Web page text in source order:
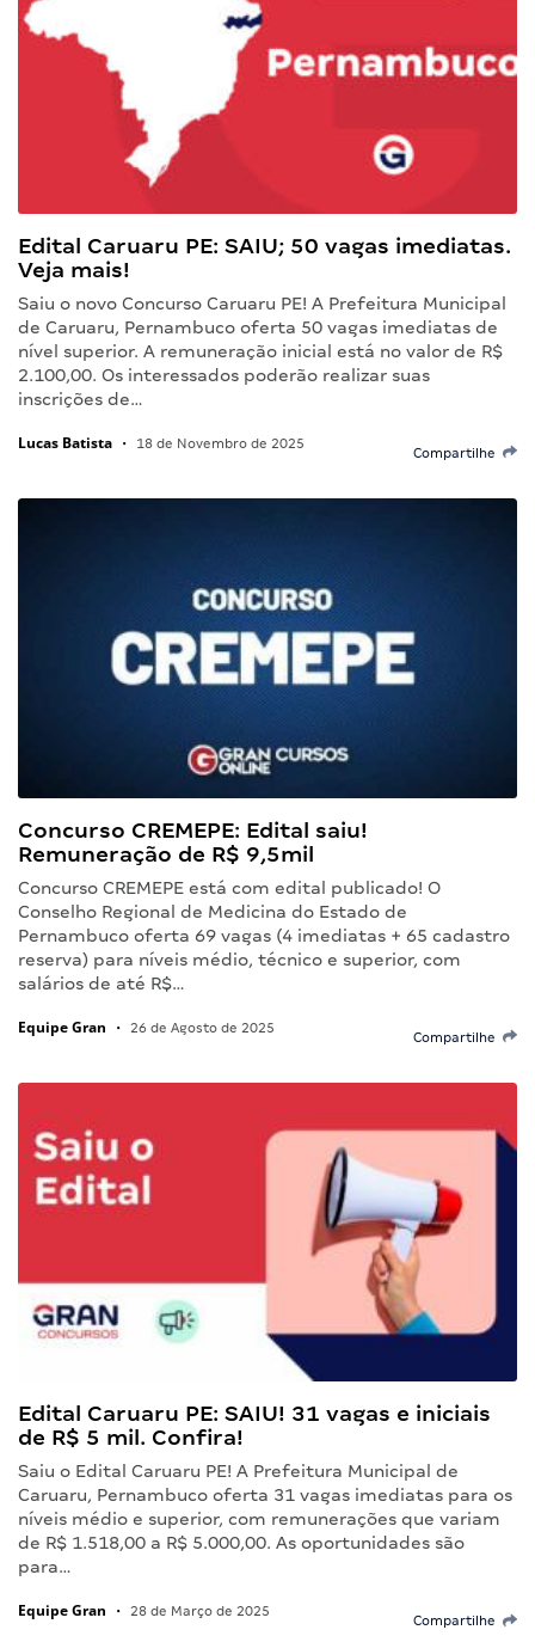
Edital Caruaru PE: SAIU; 50 vagas imediatas.
Veja mais!
Saiu o novo Concurso Caruaru PE! A Prefeitura Municipal
de Caruaru, Pernambuco oferta 50 vagas imediatas de
nível superior. A remuneração inicial está no valor de R$
2.100,00. Os interessados poderão realizar suas
inscrições de…
Lucas Batista • 18 de Novembro de 2025
Compartilhe
Concurso CREMEPE: Edital saiu!
Remuneração de R$ 9,5mil
Concurso CREMEPE está com edital publicado! O
Conselho Regional de Medicina do Estado de
Pernambuco oferta 69 vagas (4 imediatas + 65 cadastro
reserva) para níveis médio, técnico e superior, com
salários de até R$…
Equipe Gran • 26 de Agosto de 2025
Compartilhe
Edital Caruaru PE: SAIU! 31 vagas e iniciais
de R$ 5 mil. Confira!
Saiu o Edital Caruaru PE! A Prefeitura Municipal de
Caruaru, Pernambuco oferta 31 vagas imediatas para os
níveis médio e superior, com remunerações que variam
de R$ 1.518,00 a R$ 5.000,00. As oportunidades são
para…
Equipe Gran • 28 de Março de 2025
Compartilhe